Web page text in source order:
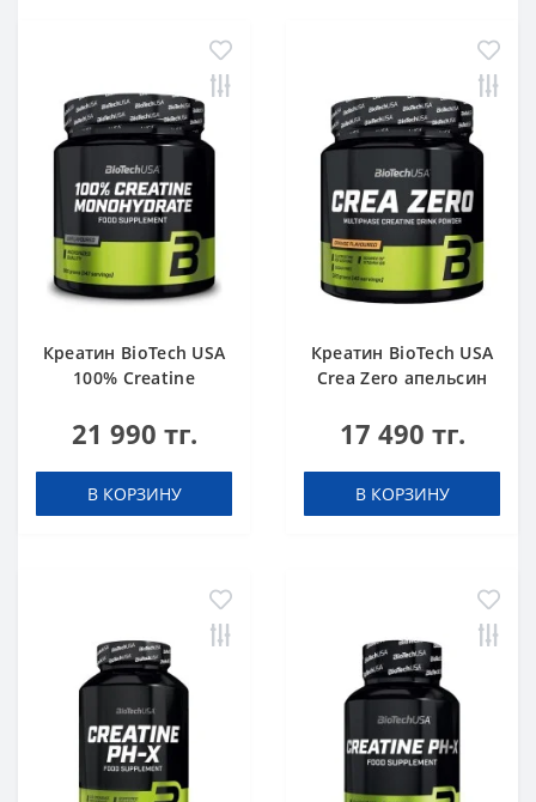
Креатин BioTech USA
100% Creatine
21 990 тг.
В КОРЗИНУ
Креатин BioTech USA
Crea Zero апельсин
17 490 тг.
В КОРЗИНУ